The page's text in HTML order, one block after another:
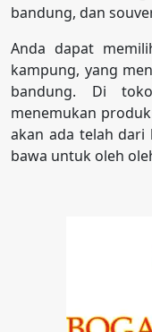
bandung, dan
Anda dapat
kampung, yang
bandung. Di
menemukan
akan ada telah dari
bawa untuk oleh